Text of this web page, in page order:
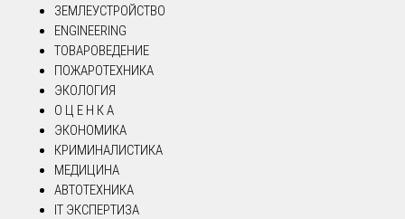
ЗЕМЛЕУСТРОЙСТВО
ENGINEERING
ТОВАРОВЕДЕНИЕ
ПОЖАРОТЕХНИКА
ЭКОЛОГИЯ
О Ц Е Н К А
ЭКОНОМИКА
КРИМИНАЛИСТИКА
МЕДИЦИНА
АВТОТЕХНИКА
IT ЭКСПЕРТИЗА